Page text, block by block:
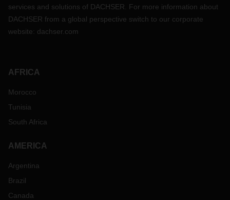
services and solutions of DACHSER. For more information about
DACHSER from a global perspective switch to our corporate
website: dachser.com
AFRICA
Morocco
Tunisia
South Africa
AMERICA
Argentina
Brazil
Canada